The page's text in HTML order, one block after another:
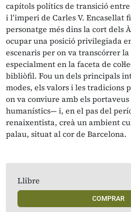
capítols polítics de transició
i l’imperi de Carles V. Encasellat
personatge més dins la cort dels
ocupar una posició privilegiada
escenaris per on va transcórrer la
especialment en la faceta de
bibliòfil. Fou un dels principals
modes, els valors i les tradicions
on va conviure amb els
humanístics— i, en el pas del
renaixentista, creà un ambient
palau, situat al cor de Barcelona.
Llibre
COMPRAR